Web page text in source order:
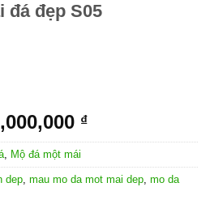
đá đẹp S05
₫
Mộ đá một mái
dep mau mo da mot mai dep mo da